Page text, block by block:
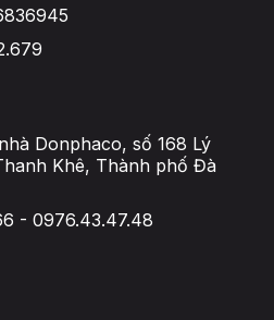
Donphaco, số 168 Lý
Khê, Thành phố Đà
- 0976.43.47.48